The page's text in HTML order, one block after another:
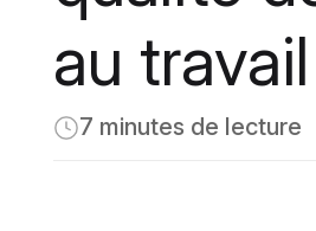
au travail
7 minutes de lecture